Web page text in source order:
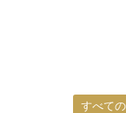
すべて